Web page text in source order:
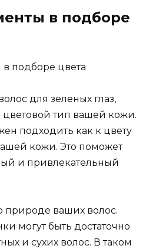
в подборе
для зеленых глаз,
цветовой тип вашей кожи.
подходить как к цвету
кожи. Это поможет
и привлекательный
природе ваших волос.
могут быть достаточно
и сухих волос. В таком